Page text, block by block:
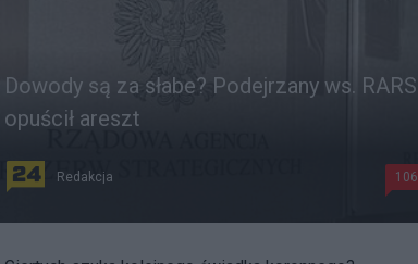
Dowody są za słabe? Podejrzany ws. RARS
opuścił areszt
Redakcja 106